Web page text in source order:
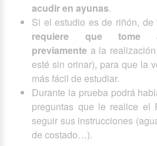
acudir en ayunas.
Si el estudio es de riñón, de
requiere que tome
previamente a la
esté sin orinar), para que la
más fácil de estudiar.
Durante la prueba podrá
preguntas que le realice el
seguir sus instrucciones
de costado…).